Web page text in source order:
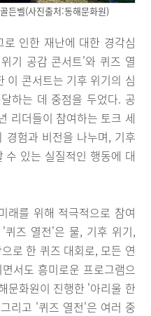
든벨(사진출처:동해문화원)
인한 재난에 대한 경각심
기 공감 콘서트'와 퀴즈 열
이 콘서트는 기후 위기의 심
하는 데 중점을 두었다. 공
리더들이 참여하는 토크 세
경험과 비전을 나누며, 기후
수 있는 실질적인 행동에 대
래를 위해 적극적으로 참여
즈 열전'은 물, 기후 위기,
로 한 퀴즈 대회로, 모든 연
서도 흥미로운 프로그램으
문화원이 진행한 '아리울 한
리고 '퀴즈 열전'은 여러 중